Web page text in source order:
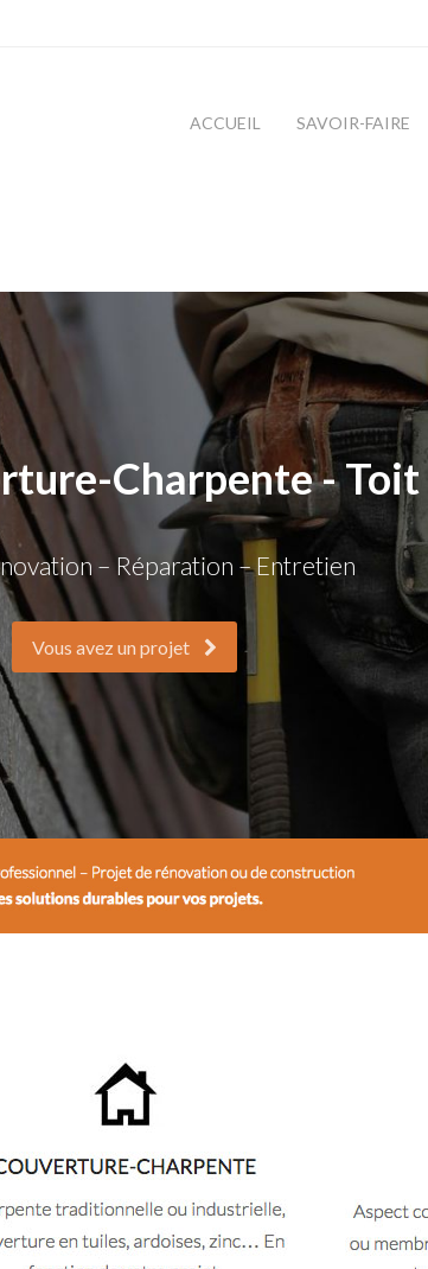
ACCUEIL SAVOIR-FAIRE
Charpente -
– Réparation – Entretien
Vous avez un projet